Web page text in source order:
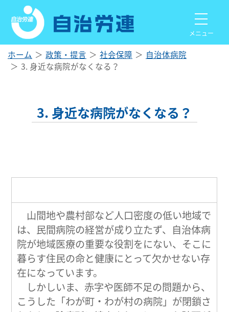
メニュー
ホーム 政策・提言 社会保障
自治体病院
3. 身近な病院がなくなる？
3. 身近な病院がなくなる？
山間地や農村部など人口密度の低い地域で
は、民間病院の経営が成り立たず、自治体病
院が地域医療の重要な役割をにない、そこに
暮らす住民の命と健康にとって欠かせない存
在になっています。
しかしいま、赤字や医師不足の問題から、
こうした「わが町・わが村の病院」が閉鎖さ